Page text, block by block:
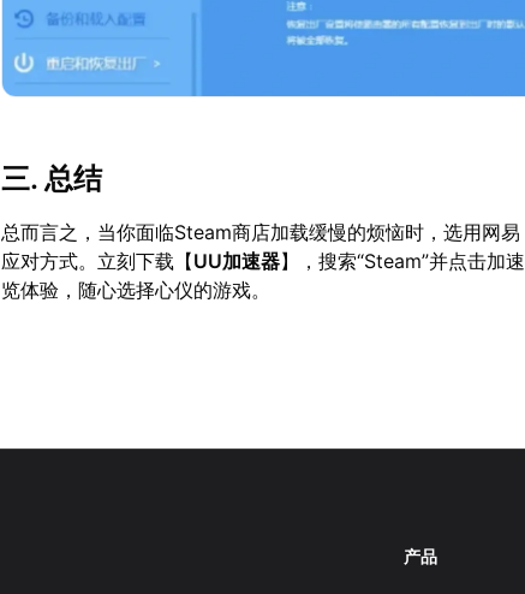
三. 总结
总而言之，当你面临Steam商店加载缓慢的烦恼时，选用网易
应对方式。立刻下载【UU加速器】，搜索“Steam”并点击加
览体验，随心选择心仪的游戏。
产品